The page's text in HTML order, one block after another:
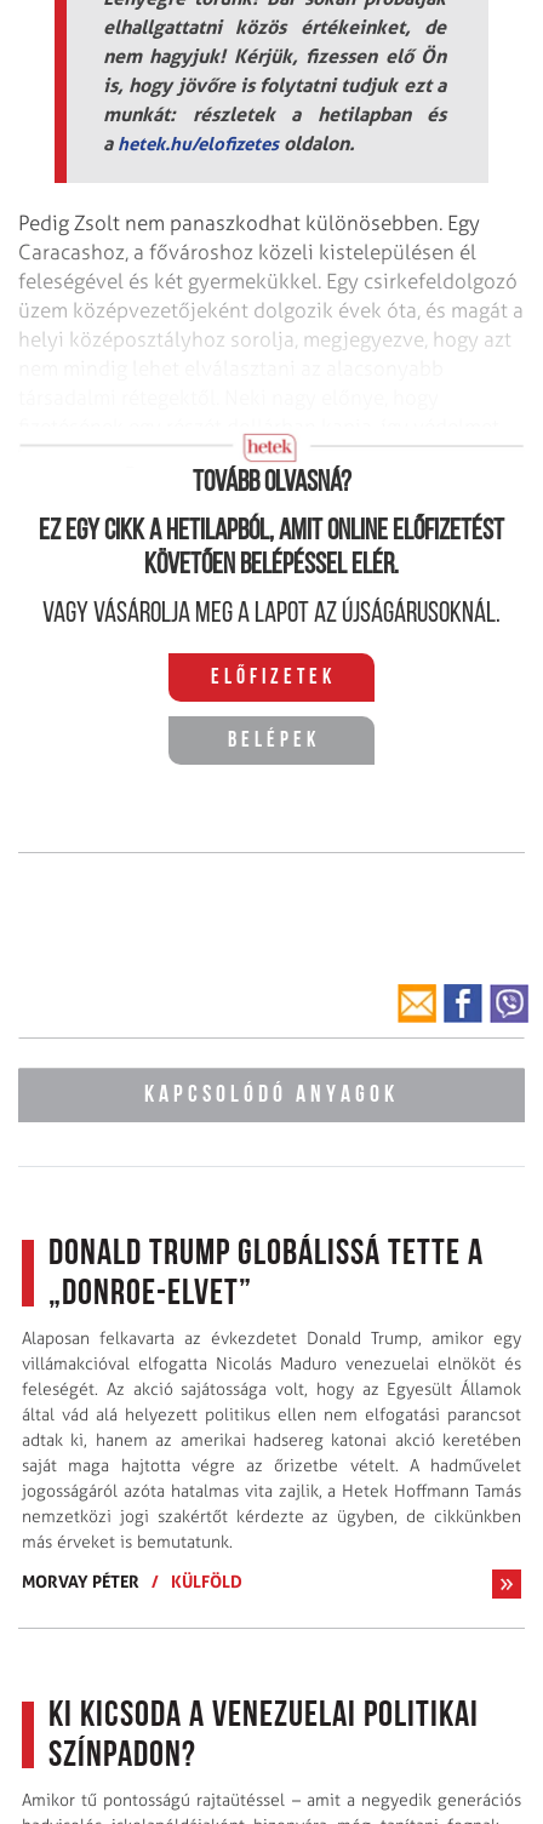
elhallgattatni közös értékeinket, de
nem hagyjuk! Kérjük, fizessen elő Ön
is, hogy jövőre is folytatni tudjuk ezt a
munkát: részletek a hetilapban és
a hetek.hu/elofizetesoldalon.
Pedig Zsolt nem panaszkodhat különösebben. Egy
Caracashoz, a fővároshoz közeli kistelepülésen él
feleségével és két gyermekükkel. Egy csirkefeldolgozó
üzem középvezetőjeként dolgozik évek óta, és magát a
helyi középosztályhoz sorolja, megjegyezve, hogy azt
élvez az elég jelentős inflációval szemben.
Tovább olvasná?
Ez egy cikk a hetilapból, amit online előfizetést
követően belépéssel elér.
Vagy vásárolja meg a lapot az újságárusoknál.
Előfizetek
Belépek
KAPCSOLÓDÓ ANYAGOK
Donald Trump globálissá tette a
„Donroe-elvet”
Alaposan felkavarta az évkezdetet Donald Trump, amikor egy
villámakcióval elfogatta Nicolás Maduro venezuelai elnököt és
feleségét. Az akció sajátossága volt, hogy az Egyesült Államok
által vád alá helyezett politikus ellen nem elfogatási parancsot
adtak ki, hanem az amerikai hadsereg katonai akció keretében
saját maga hajtotta végre az őrizetbe vételt. A hadművelet
jogosságáról azóta hatalmas vita zajlik, a Hetek Hoffmann Tamás
nemzetközi jogi szakértőt kérdezte az ügyben, de cikkünkben
más érveket is bemutatunk.
MORVAY PÉTER / KÜLFÖLD
Ki kicsoda a venezuelai politikai
színpadon?
Amikor tű pontosságú rajtaütéssel – amit a negyedik generációs